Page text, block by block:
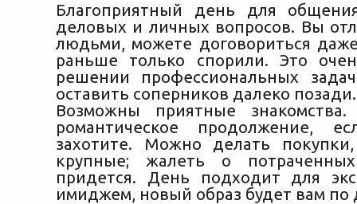
Благоприятный день для
деловых и личных вопросов. Вы
людьми, можете договориться
раньше только спорили. Это
решении профессиональных
оставить соперников далеко позади.
Возможны приятные
романтическое продолжение,
захотите. Можно делать
крупные; жалеть о
придется. День подходит для
имиджем, новый образ будет вам по